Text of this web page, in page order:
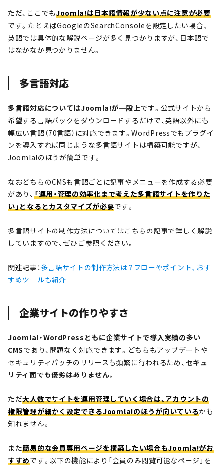
ただ、ここでもJoomla!は日本語情報が少ない点に注意が必要
です。たとえばGoogleのSearchConsoleを設定したい場合、
英語では具体的な解説ページが多く見つかりますが、日本語で
はなかなか見つかりません。
多言語対応
多言語対応についてはJoomla!が一段上です。公式サイトから
希望する言語パックをダウンロードするだけで、英語以外にも
幅広い言語（70言語）に対応できます。WordPressでもプラグイ
ンを導入すれば同じような多言語サイトは構築可能ですが、
Joomla!のほうが簡単です。
なおどちらのCMSも言語ごとに記事やメニューを作成する必要
があり、 「運用・管理の効率化まで考えた多言語サイトを作りた
い」となるとカスタマイズが必要です。
多言語サイトの制作方法についてはこちらの記事で詳しく解説
していますので、ぜひご参照ください。
関連記事：多言語サイトの制作方法は？フローやポイント、おす
すめツールも紹介
企業サイトの作りやすさ
Joomla!・WordPressともに企業サイトで導入実績の多い
CMSであり、問題なく対応できます。どちらもアップデートや
セキュリティパッチのリリースも頻繁に行われるため、 セキュ
リティ面でも優劣はありません。
ただ大人数でサイトを運用管理していく場合は、アカウントの
権限管理が細かく設定できるJoomla!のほうが向いているかも
知れません。
また簡易的な会員専用ページを構築したい場合もJoomla!がお
すすめです。以下の機能により「会員のみ閲覧可能なページ」を